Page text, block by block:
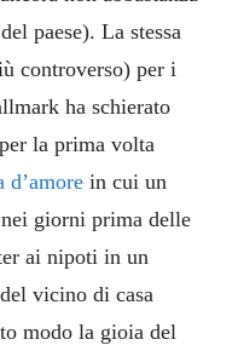
paese). La stessa
controverso) per i
ha schierato
la prima volta
d’amorein cui un
giorni prima delle
ai nipoti in un
vicino di casa
modo la gioia del